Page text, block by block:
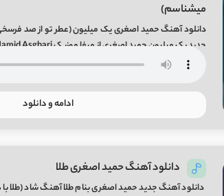
میشناسم)
دانلود آهنگ حمید اصغری یک میلیون (عطر تو از صد
جدید یک میلیون حمید اصغری از میفا موزیک 1Milion Song By Hamid Asghari
ادامه و دانلود
دانلود آهنگ حمید اصغری طلا
دانلود آهنگ جدید حمید اصغری بنام طلا آهنگ شاد (طلا با